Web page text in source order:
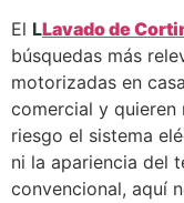
El LLavado de
búsquedas más
motorizadas en
comercial y quieren
riesgo el sistema
ni la apariencia del
convencional, aquí